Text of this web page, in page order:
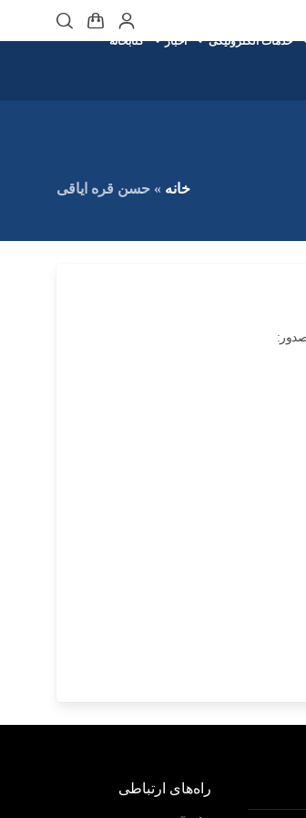
خدمات الکترونیکی اخبار کتابخانه
خانه » حسن قره ایاقی
صدور:
راه‌های ارتباطی